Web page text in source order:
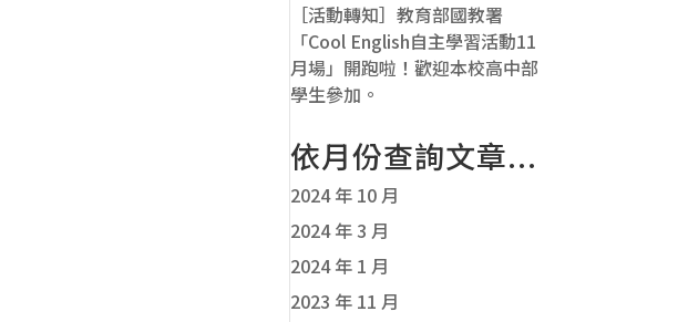
［活動轉知］教育部國教署
「Cool English自主學習活動11
月場」開跑啦！歡迎本校高中部
學生參加。
依月份查詢文章...
2024 年 10 月
2024 年 3 月
2024 年 1 月
2023 年 11 月